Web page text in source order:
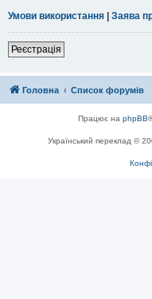
Умови використання | Заява
Реєстрація
Головна Список форумів
Працює на phpBB
Український переклад ©